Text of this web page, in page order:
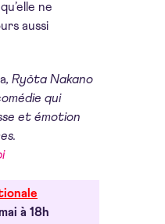
ne
aussi
, Ryōta Nakano
qui
et émotion
à 18h